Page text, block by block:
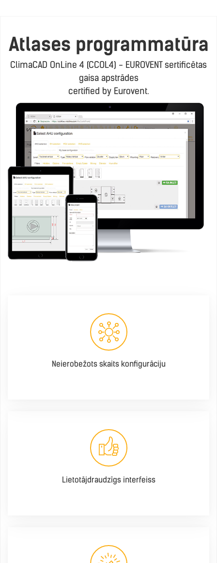
Atlases programmatūra
ClimaCAD OnLine 4 (CCOL4) - EUROVENT sertificētas
gaisa apstrādes
certified by Eurovent.
Neierobežots skaits konfigurāciju
Lietotājdraudzīgs interfeiss